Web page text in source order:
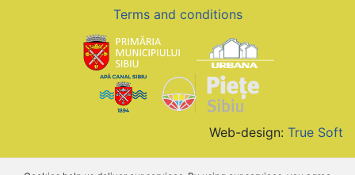
Terms and conditions
Web-design: True Soft